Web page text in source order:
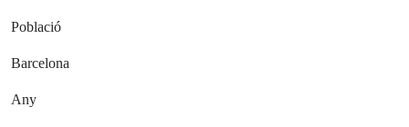
Població
Barcelona
Any